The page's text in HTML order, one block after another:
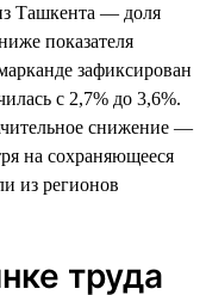
Ташкента — доля
показателя
зафиксирован
с 2,7% до 3,6%.
снижение —
на сохраняющееся
из регионов
труда